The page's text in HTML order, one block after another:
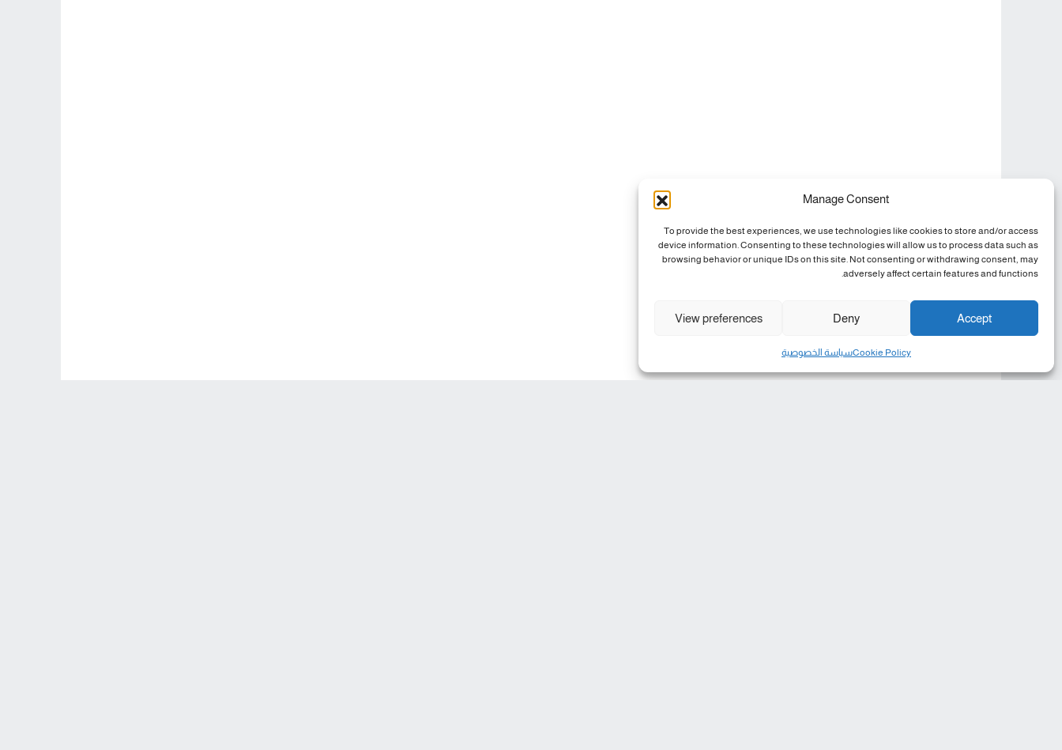
Manage Consent
To provide the best experiences, we use technologies like cookies to store and/or access
device information. Consenting to these technologies will allow us to process data such as
browsing behavior or unique IDs on this site. Not consenting or withdrawing consent, may
adversely affect certain features and functions.
Accept
Deny
View preferences
Cookie Policyسياسة الخصوصية